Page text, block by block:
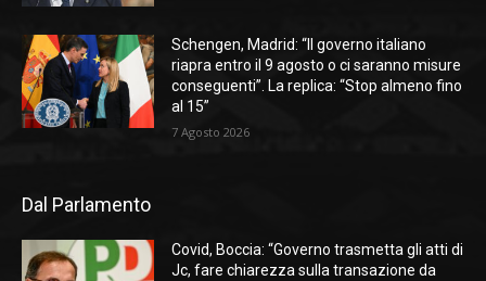
Schengen, Madrid: “Il governo italiano
riapra entro il 9 agosto o ci saranno misure
conseguenti”. La replica: “Stop almeno fino
al 15”
7 Agosto 2026
Dal Parlamento
Covid, Boccia: “Governo trasmetta gli atti di
Jc, fare chiarezza sulla transazione da